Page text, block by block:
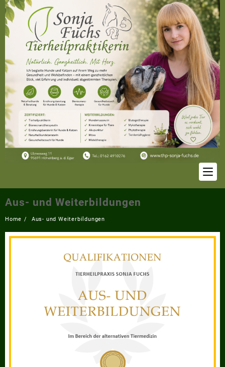
Skip
to
content
Aus- und Weiterbildungen
Home Aus- und Weiterbildungen